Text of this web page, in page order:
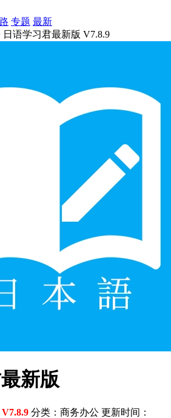
专题 最新
日语学习君最新版 V7.8.9
新版
V7.8.9 分类：商务办公 更新时间：